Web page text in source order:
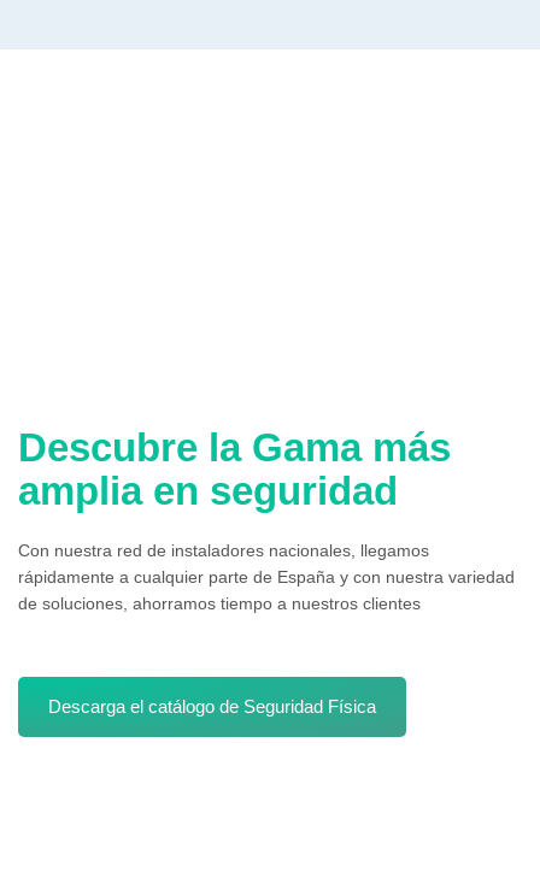
Descubre la Gama más
amplia en seguridad
Con nuestra red de instaladores nacionales, llegamos
rápidamente a cualquier parte de España y con nuestra variedad
de soluciones, ahorramos tiempo a nuestros clientes
Descarga el catálogo de Seguridad Física